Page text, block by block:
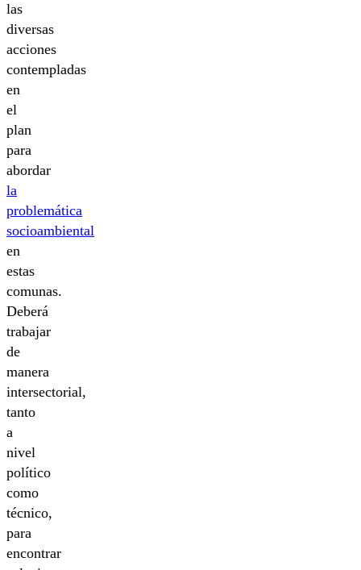
las
diversas
acciones
contempladas
en
el
plan
para
abordar
la
problemática
socioambiental
en
estas
comunas.
Deberá
trabajar
de
manera
intersectorial,
tanto
a
nivel
político
como
técnico,
para
encontrar